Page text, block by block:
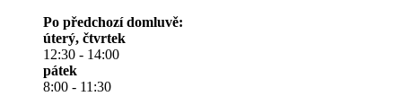
Po předchozí domluvě:
úterý, čtvrtek
12:30 - 14:00
pátek
8:00 - 11:30